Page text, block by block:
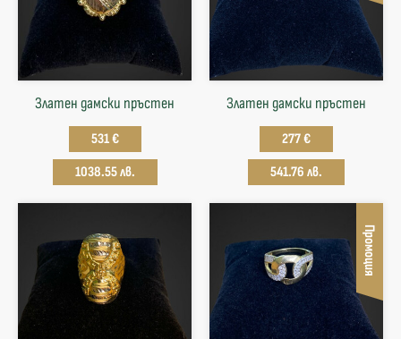
Златен дамски пръстен
531 €
1038.55 лв.
Златен дамски пръстен
277 €
541.76 лв.
Промоция